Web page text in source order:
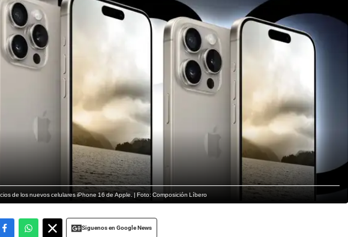
de los nuevos celulares iPhone 16 de Apple. | Foto: Composición Líbero
Siguenos en Google News